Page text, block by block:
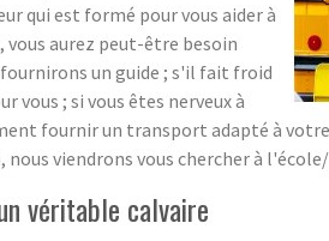
qui est formé pour vous aider à
aurez peut-être besoin
un guide ; s'il fait froid
vous ; si vous êtes nerveux à
fournir un transport adapté à
viendrons vous chercher à
véritable calvaire